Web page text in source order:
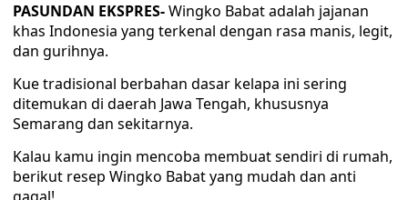
PASUNDAN EKSPRES-Wingko Babat adalah jajanan
khas Indonesia yang terkenal dengan rasa manis, legit,
dan gurihnya.
Kue tradisional berbahan dasar kelapa ini sering
ditemukan di daerah Jawa Tengah, khususnya
Semarang dan sekitarnya.
Kalau kamu ingin mencoba membuat sendiri di rumah,
berikut resep Wingko Babat yang mudah dan anti